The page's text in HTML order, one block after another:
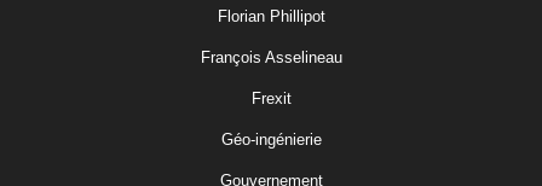
Florian Phillipot
François Asselineau
Frexit
Géo-ingénierie
Gouvernement